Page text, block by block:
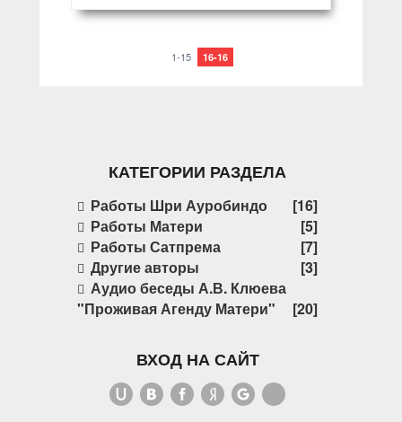
1-15 16-16
КАТЕГОРИИ РАЗДЕЛА
Работы Шри Ауробиндо
[16]
Работы Матери
[5]
Работы Сатпрема
[7]
Другие авторы
[3]
Аудио беседы А.В. Клюева
"Проживая Агенду Матери"
[20]
ВХОД НА САЙТ